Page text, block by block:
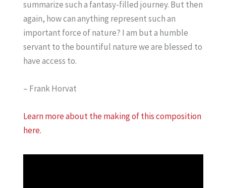
summarize such a fantasy-filled journey. But then
again, how can anything represent such an
important force of nature? I am but a humble
servant to the bountiful nature we are blessed to
have access to.
– Frank Horvat
Learn more about the making of this composition
here.